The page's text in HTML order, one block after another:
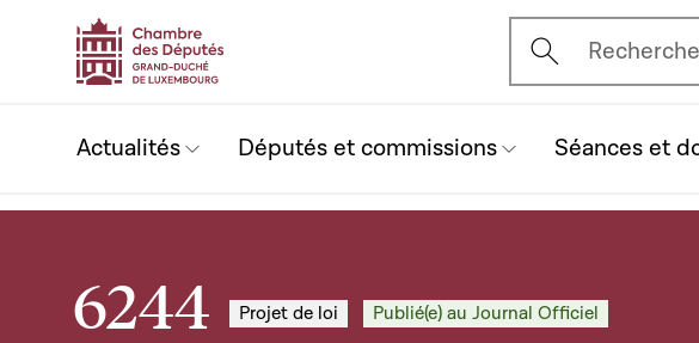
Ouvrir l'écran de
Actualités Députés et commissions Séances et
6244 Projet de loi Publié(e) au Journal Officiel